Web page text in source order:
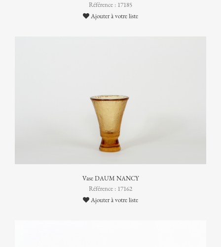
Référence : 17185
Ajouter à votre liste
Vase DAUM NANCY
Référence : 17162
Ajouter à votre liste